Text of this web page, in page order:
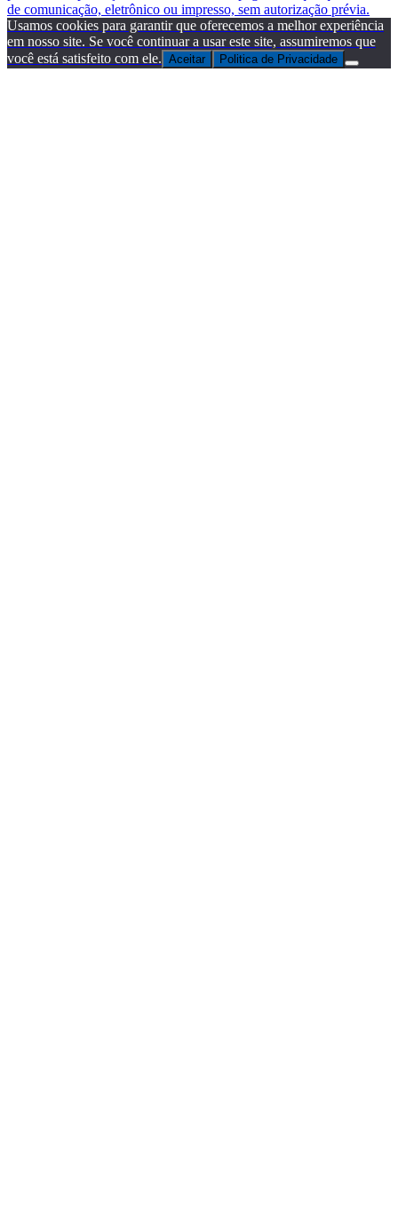
de comunicação, eletrônico ou impresso, sem autorização prévia.
Usamos cookies para garantir que oferecemos a melhor experiência
em nosso site. Se você continuar a usar este site, assumiremos que
você está satisfeito com ele. Aceitar Politica de Privacidade